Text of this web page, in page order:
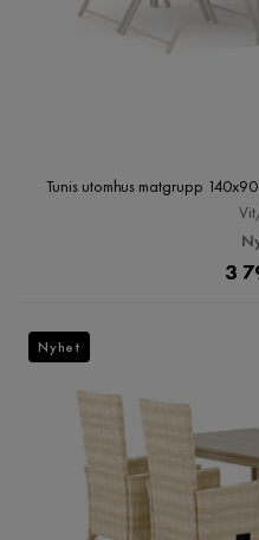
Tunis utomhus matgrupp
3
Nyhet